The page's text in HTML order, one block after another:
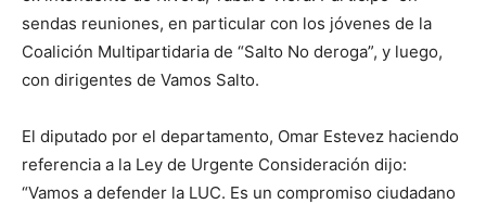
sendas reuniones, en particular con los jóvenes de la
Coalición Multipartidaria de “Salto No deroga”, y luego,
con dirigentes de Vamos Salto.
El diputado por el departamento, Omar Estevez haciendo
referencia a la Ley de Urgente Consideración dijo:
“Vamos a defender la LUC. Es un compromiso ciudadano